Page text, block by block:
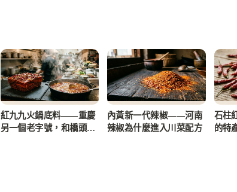
紅九九火鍋底料——重慶
另一個老字號，和橋頭德
內黃新一代辣椒——河南
辣椒為什麼進入川菜配方
石柱
的特